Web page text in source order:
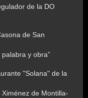
de la DO
de San
y obra”
"Solana" de la
de Montilla-